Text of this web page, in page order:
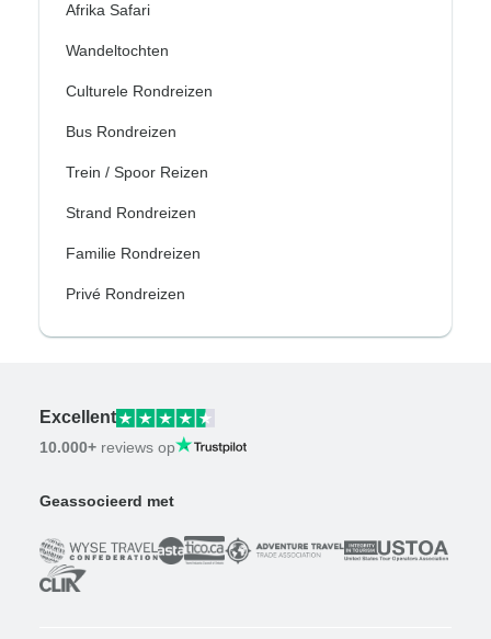
Afrika Safari
Wandeltochten
Culturele Rondreizen
Bus Rondreizen
Trein / Spoor Reizen
Strand Rondreizen
Familie Rondreizen
Privé Rondreizen
Excellent
10.000+ reviews op
Geassocieerd met